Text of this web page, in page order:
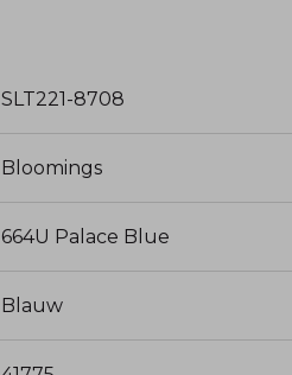
SLT221-8708
Bloomings
664U Palace Blue
Blauw